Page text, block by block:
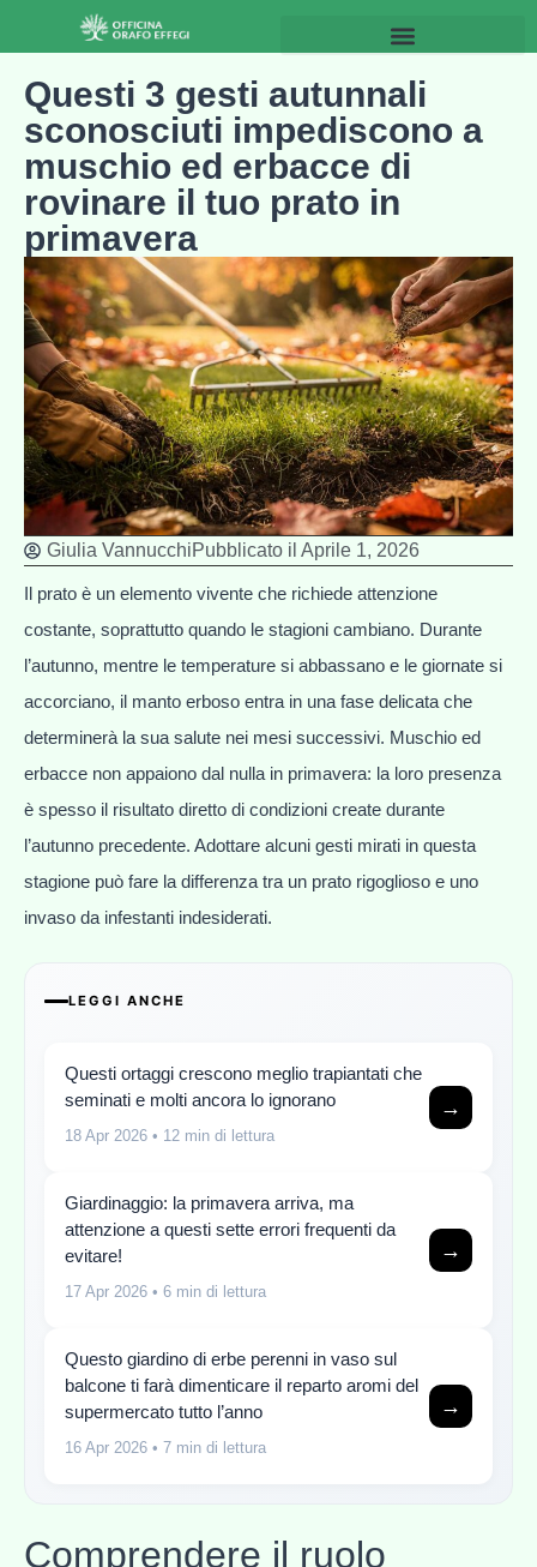
Questi 3 gesti autunnali
sconosciuti impediscono a
muschio ed erbacce di
rovinare il tuo prato in
primavera
Giulia VannucchiPubblicato il Aprile 1, 2026
Il prato è un elemento vivente che richiede attenzione
costante, soprattutto quando le stagioni cambiano. Durante
l’autunno, mentre le temperature si abbassano e le giornate si
accorciano, il manto erboso entra in una fase delicata che
determinerà la sua salute nei mesi successivi. Muschio ed
erbacce non appaiono dal nulla in primavera: la loro presenza
è spesso il risultato diretto di condizioni create durante
l’autunno precedente. Adottare alcuni gesti mirati in questa
stagione può fare la differenza tra un prato rigoglioso e uno
invaso da infestanti indesiderati.
LEGGI ANCHE
Questi ortaggi crescono meglio trapiantati che
seminati e molti ancora lo ignorano
18 Apr 2026 • 12 min di lettura
→
Giardinaggio: la primavera arriva, ma
attenzione a questi sette errori frequenti da
evitare!
17 Apr 2026 • 6 min di lettura
→
Questo giardino di erbe perenni in vaso sul
balcone ti farà dimenticare il reparto aromi del
supermercato tutto l’anno
16 Apr 2026 • 7 min di lettura
→
Comprendere il ruolo